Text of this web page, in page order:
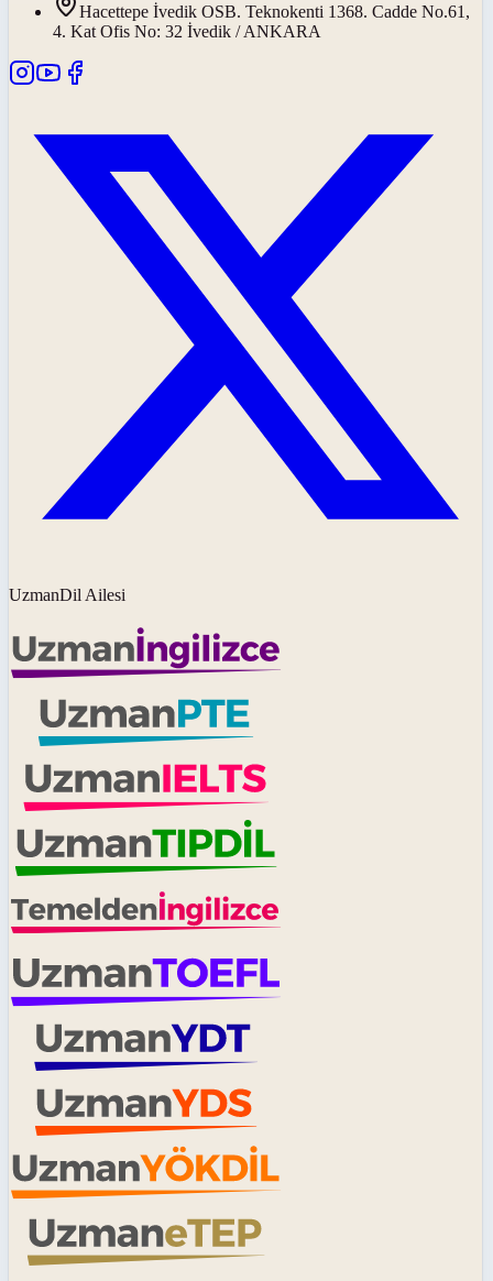
Hacettepe İvedik OSB. Teknokenti 1368. Cadde No.61,
4. Kat Ofis No: 32 İvedik / ANKARA
UzmanDil Ailesi